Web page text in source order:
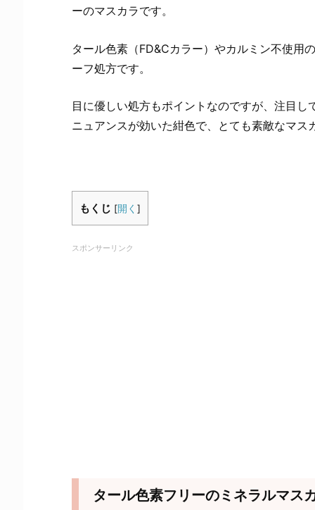
ーのマスカラです。
タール色素（FD&Cカラー）やカルミン不使用
ーフ処方です。
目に優しい処方もポイントなのですが、注目
ニュアンスが効いた紺色で、とても素敵なマス
もくじ [開く ]
スポンサーリンク
タール色素フリーのミネラルマス